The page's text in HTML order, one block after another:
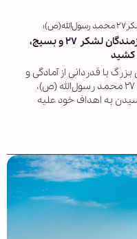
فرمانده سپاه تهران بزرگ: توان و آمادگی رزمندگان لشکر ۲۷ و بسیج،
کشید
با قدردانی از آمادگی و
مجاهدت‌های رزمندگان و بسیجیان لشکر ۲۷ محمد رسول‌الله (ص)،
به اهداف خود علیه